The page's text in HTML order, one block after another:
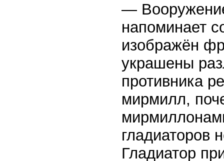
—
напоминает
изображён
украшены
противника
мирмилл,
гладиаторов
Гладиатор